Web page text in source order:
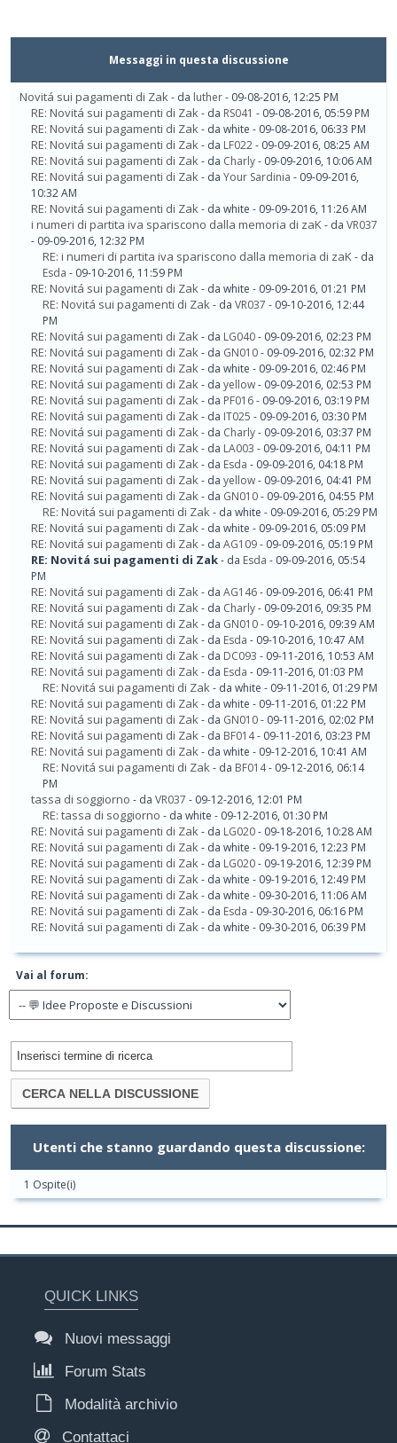
Messaggi in questa discussione
Novitá sui pagamenti di Zak- da luther- 09-08-2016, 12:25 PM
RE: Novitá sui pagamenti di Zak- da RS041 - 09-08-2016, 05:59 PM
RE: Novitá sui pagamenti di Zak- da white - 09-08-2016, 06:33 PM
RE: Novitá sui pagamenti di Zak- da LF022- 09-09-2016, 08:25 AM
RE: Novitá sui pagamenti di Zak- da Charly- 09-09-2016, 10:06 AM
RE: Novitá sui pagamenti di Zak- da Your Sardinia - 09-09-2016,
10:32 AM
RE: Novitá sui pagamenti di Zak- da white - 09-09-2016, 11:26 AM
i numeri di partita iva spariscono dalla memoria di zaK- da VR037
- 09-09-2016, 12:32 PM
RE: i numeri di partita iva spariscono dalla memoria di zaK- da
Esda - 09-10-2016, 11:59 PM
RE: Novitá sui pagamenti di Zak- da white - 09-09-2016, 01:21 PM
RE: Novitá sui pagamenti di Zak- da VR037 - 09-10-2016, 12:44
PM
RE: Novitá sui pagamenti di Zak- da LG040- 09-09-2016, 02:23 PM
RE: Novitá sui pagamenti di Zak- da GN010- 09-09-2016, 02:32 PM
RE: Novitá sui pagamenti di Zak- da white - 09-09-2016, 02:46 PM
RE: Novitá sui pagamenti di Zak- da yellow- 09-09-2016, 02:53 PM
RE: Novitá sui pagamenti di Zak- da PF016- 09-09-2016, 03:19 PM
RE: Novitá sui pagamenti di Zak- da IT025 - 09-09-2016, 03:30 PM
RE: Novitá sui pagamenti di Zak- da Charly- 09-09-2016, 03:37 PM
RE: Novitá sui pagamenti di Zak- da LA003 - 09-09-2016, 04:11 PM
RE: Novitá sui pagamenti di Zak- da Esda - 09-09-2016, 04:18 PM
RE: Novitá sui pagamenti di Zak- da yellow- 09-09-2016, 04:41 PM
RE: Novitá sui pagamenti di Zak- da GN010- 09-09-2016, 04:55 PM
RE: Novitá sui pagamenti di Zak- da white - 09-09-2016, 05:29 PM
RE: Novitá sui pagamenti di Zak- da white - 09-09-2016, 05:09 PM
RE: Novitá sui pagamenti di Zak- da AG109- 09-09-2016, 05:19 PM
RE: Novitá sui pagamenti di Zak- da Esda - 09-09-2016, 05:54
PM
RE: Novitá sui pagamenti di Zak- da AG146- 09-09-2016, 06:41 PM
RE: Novitá sui pagamenti di Zak- da Charly- 09-09-2016, 09:35 PM
RE: Novitá sui pagamenti di Zak- da GN010- 09-10-2016, 09:39 AM
RE: Novitá sui pagamenti di Zak- da Esda - 09-10-2016, 10:47 AM
RE: Novitá sui pagamenti di Zak- da DC093 - 09-11-2016, 10:53 AM
RE: Novitá sui pagamenti di Zak- da Esda - 09-11-2016, 01:03 PM
RE: Novitá sui pagamenti di Zak- da white - 09-11-2016, 01:29 PM
RE: Novitá sui pagamenti di Zak- da white - 09-11-2016, 01:22 PM
RE: Novitá sui pagamenti di Zak- da GN010- 09-11-2016, 02:02 PM
RE: Novitá sui pagamenti di Zak- da BF014- 09-11-2016, 03:23 PM
RE: Novitá sui pagamenti di Zak- da white - 09-12-2016, 10:41 AM
RE: Novitá sui pagamenti di Zak- da BF014- 09-12-2016, 06:14
PM
tassa di soggiorno - da VR037 - 09-12-2016, 12:01 PM
RE: tassa di soggiorno - da white - 09-12-2016, 01:30 PM
RE: Novitá sui pagamenti di Zak- da LG020- 09-18-2016, 10:28 AM
RE: Novitá sui pagamenti di Zak- da white - 09-19-2016, 12:23 PM
RE: Novitá sui pagamenti di Zak- da LG020- 09-19-2016, 12:39 PM
RE: Novitá sui pagamenti di Zak- da white - 09-19-2016, 12:49 PM
RE: Novitá sui pagamenti di Zak- da white - 09-30-2016, 11:06 AM
RE: Novitá sui pagamenti di Zak- da Esda - 09-30-2016, 06:16 PM
RE: Novitá sui pagamenti di Zak- da white - 09-30-2016, 06:39 PM
Vai al forum:
Utenti che stanno guardando questa discussione:
1 Ospite(i)
QUICK LINKS
Nuovi messaggi
Forum Stats
Modalità archivio
Contattaci